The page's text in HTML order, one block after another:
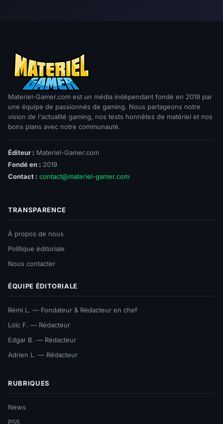
Materiel-Gamer.com est un média indépendant fondé en 2019 par
une équipe de passionnés de gaming. Nous partageons notre
vision de l'actualité gaming, nos tests honnêtes de matériel et nos
bons plans avec notre communauté.
Éditeur : Materiel-Gamer.com
Fondé en : 2019
Contact : contact@materiel-gamer.com
TRANSPARENCE
À propos de nous
Politique éditoriale
Nous contacter
ÉQUIPE ÉDITORIALE
Rémi L. — Fondateur & Rédacteur en chef
Loïc F. — Rédacteur
Edgar B. — Rédacteur
Adrien L. — Rédacteur
RUBRIQUES
News
PS5